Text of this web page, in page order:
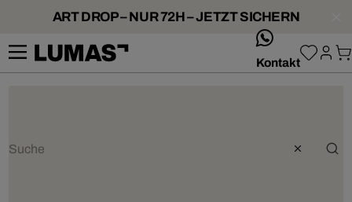
ART DROP – NUR 72H – JETZT SICHERN
Kontakt